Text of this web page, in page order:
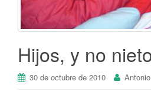
Hijos, y no
30 de octubre de 2010